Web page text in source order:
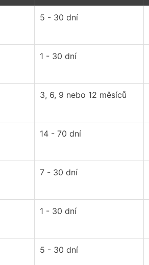
5 - 30 dní
1 - 30 dní
3, 6, 9 nebo 12 měsíců
14 - 70 dní
7 - 30 dní
1 - 30 dní
5 - 30 dní